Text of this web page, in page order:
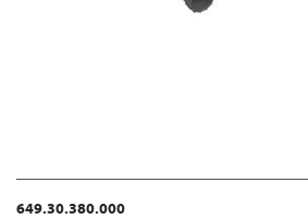
649.30.380.000